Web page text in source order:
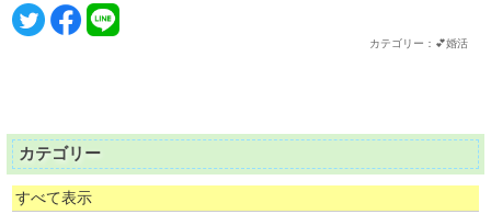
カテゴリー：💕婚活
カテゴリー
すべて表示